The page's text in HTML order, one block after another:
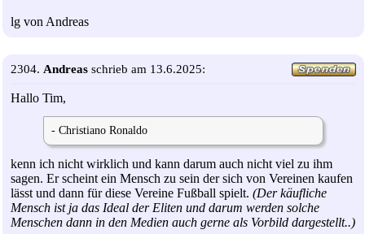
lg von Andreas
2304. Andreas schrieb am 13.6.2025:
Hallo Tim,
- Christiano Ronaldo
kenn ich nicht wirklich und kann darum auch nicht viel zu ihm
sagen. Er scheint ein Mensch zu sein der sich von Vereinen kaufen
lässt und dann für diese Vereine Fußball spielt. (Der käufliche
Mensch ist ja das Ideal der Eliten und darum werden solche
Menschen dann in den Medien auch gerne als Vorbild dargestellt..)